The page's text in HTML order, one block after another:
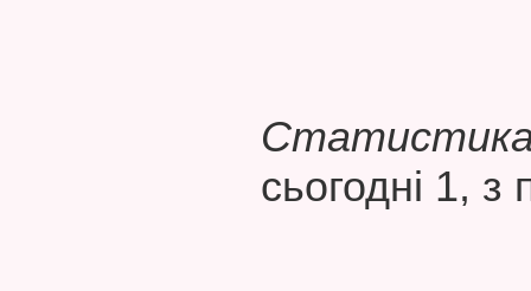
Статистика
сьогодні 1, з